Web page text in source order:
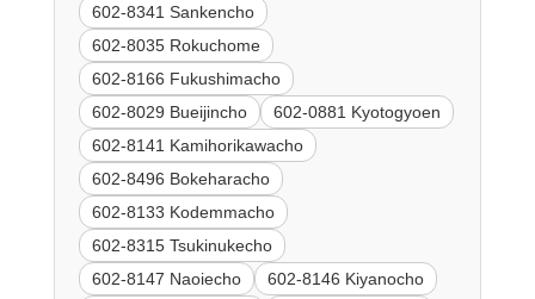
602-8341 Sankencho
602-8035 Rokuchome
602-8166 Fukushimacho
602-8029 Bueijincho
602-0881 Kyotogyoen
602-8141 Kamihorikawacho
602-8496 Bokeharacho
602-8133 Kodemmacho
602-8315 Tsukinukecho
602-8147 Naoiecho
602-8146 Kiyanocho